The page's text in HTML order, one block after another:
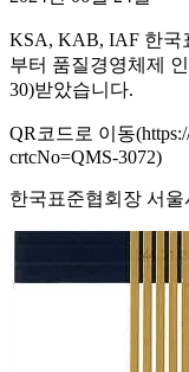
KSA, KAB, IAF 한국
부터 품질경영체제
30)받았습니다.
QR코드로 이동
crtcNo=QMS-3072)
한국표준협회장 서